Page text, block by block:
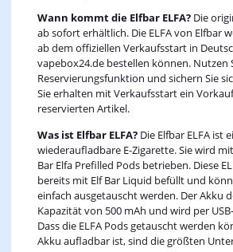
Wann kommt die Elfbar ELFA?Die
ab sofort erhältlich. Die ELFA von Elfbar
ab dem offiziellen Verkaufsstart in
vapebox24.de bestellen können. Nutzen
Reservierungsfunktion und sichern Sie
Sie erhalten mit Verkaufsstart ein
reservierten Artikel.
Was ist Elfbar ELFA?Die Elfbar ELFA ist
wiederaufladbare E-Zigarette. Sie wird
Bar Elfa Prefilled Pods betrieben. Diese
bereits mit Elf Bar Liquid befüllt und
einfach ausgetauscht werden. Der Akku
Kapazität von 500 mAh und wird per
Dass die ELFA Pods getauscht werden
Akku aufladbar ist, sind die größten